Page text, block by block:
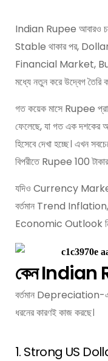
Indian Rupee আবারও
Stable থাকার পর,
Financial Market,
মধ্যে নতুন করে উদ্বেগ তৈরি
গত কয়েক মাসে Rupee
ফেলেছে, যা গত এক
হিসেবে দেখা হচ্ছে। এখন
বিপরীতে Rupee 100
যদিও Currency
বর্তমান Trend
Economic Outlook নিয়ে
কেন Indian
বর্তমান
ধরনের কারণই কাজ করছে।
1. Strong US